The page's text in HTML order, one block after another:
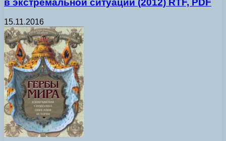
в экстремальной ситуации (2012) RTF, PDF
15.11.2016